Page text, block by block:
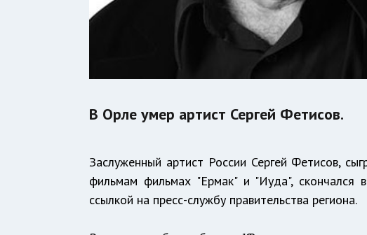
В Орле умер артист Сергей Фетисов.
Заслуженный артист России Сергей Фетисов,
фильмам фильмах "Ермак" и "Иуда",
ссылкой на пресс-службу правительства региона.